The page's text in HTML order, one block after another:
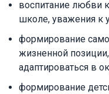
воспитание любви
школе, уважения к
формирование
жизненной
адаптироваться в
формирование